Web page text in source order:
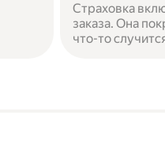
Страховка
заказа. Она
что-то